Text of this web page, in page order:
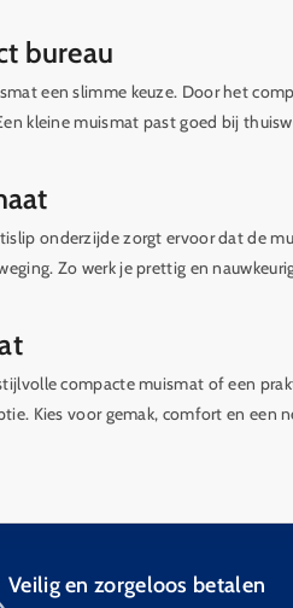
bureau
een slimme keuze. Door het
kleine muismat past goed bij
onderzijde zorgt ervoor dat de
Zo werk je prettig en
compacte muismat of een
Kies voor gemak, comfort en een
Veilig en zorgeloos betalen